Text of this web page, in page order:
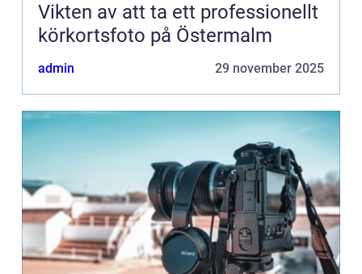
Vikten av att ta ett professionellt
körkortsfoto på Östermalm
admin 29 november 2025